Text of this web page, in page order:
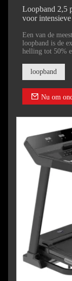
Loopband 2,5
voor
Een van de
loopband is de
helling tot 50%
loopband
Nu om